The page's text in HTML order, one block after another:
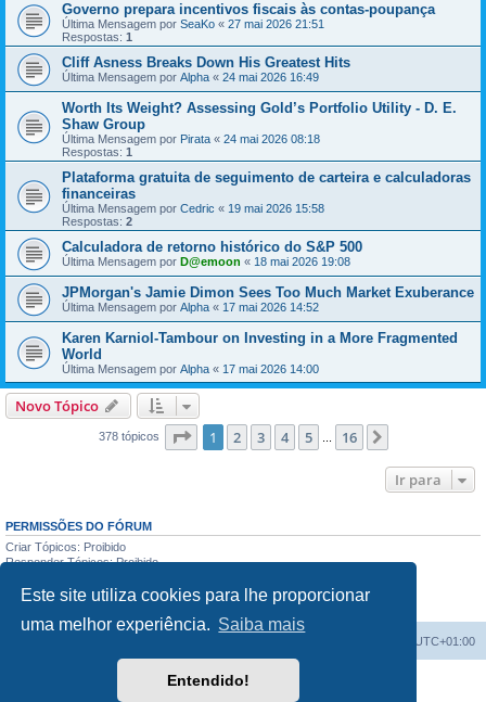
Este site utiliza cookies para lhe proporcionar
uma melhor experiência. Saiba mais
Entendido!
Governo prepara incentivos fiscais às contas-poupança
Última Mensagem por SeaKo « 27 mai 2026 21:51
Respostas: 1
Cliff Asness Breaks Down His Greatest Hits
Última Mensagem por Alpha « 24 mai 2026 16:49
Worth Its Weight? Assessing Gold’s Portfolio Utility - D. E.
Shaw Group
Última Mensagem por Pirata « 24 mai 2026 08:18
Respostas: 1
Plataforma gratuita de seguimento de carteira e calculadoras
financeiras
Última Mensagem por Cedric « 19 mai 2026 15:58
Respostas: 2
Calculadora de retorno histórico do S&P 500
Última Mensagem por D@emoon « 18 mai 2026 19:08
JPMorgan's Jamie Dimon Sees Too Much Market Exuberance
Última Mensagem por Alpha « 17 mai 2026 14:52
Karen Karniol-Tambour on Investing in a More Fragmented
World
Última Mensagem por Alpha « 17 mai 2026 14:00
Novo Tópico
378 tópicos Página de 16
1 2 3 4 5 16
Ir para
PERMISSÕES DO FÓRUM
Criar Tópicos: Proibido
Responder Tópicos: Proibido
Apagar Mensagens: Proibido
UTC+01:00
Desenvolvido porphpBB® Forum Software © phpBB Limited
phpBB Portugal